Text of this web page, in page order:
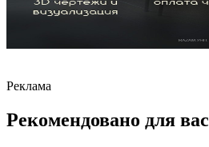
Реклама
Рекомендовано для вас